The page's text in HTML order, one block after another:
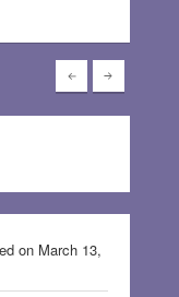
on March 13,